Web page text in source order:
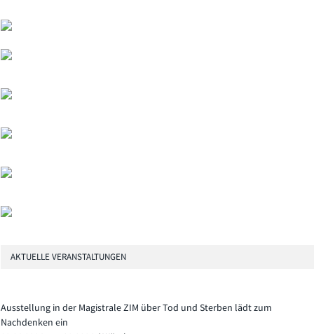
AKTUELLE VERANSTALTUNGEN
Ausstellung in der Magistrale ZIM über Tod und Sterben lädt zum
Nachdenken ein